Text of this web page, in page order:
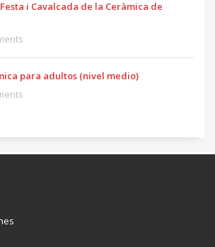
i Cavalcada de la Ceràmica de
para adultos (nivel medio)